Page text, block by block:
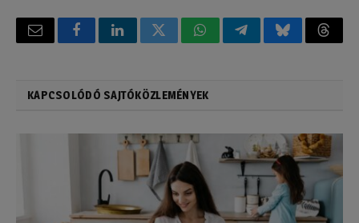
Email FacebookLinkedInTwitterWhatsAppTelegramBluesky
KAPCSOLÓDÓ SAJTÓKÖZLEMÉNYEK